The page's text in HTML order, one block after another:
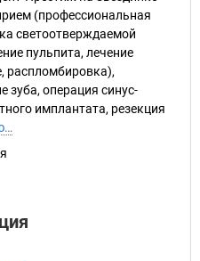
(профессиональная
светоотверждаемой
пульпита, лечение
распломбировка),
зуба, операция синус-
имплантата, резекция